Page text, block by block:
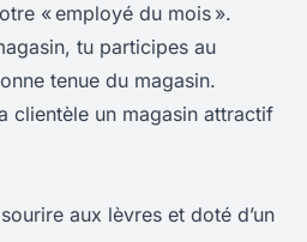
« employé du mois ».
tu participes au
tenue du magasin.
clientèle un magasin attractif
aux lèvres et doté d’un